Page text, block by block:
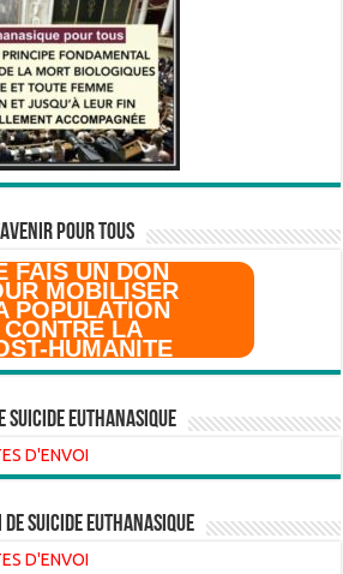
pour Tous
FAIS UN DON
MOBILISER
POPULATION
CONTRE LA
HUMANITE
suicide euthanasique
D'ENVOI
suicide euthanasique
D'ENVOI